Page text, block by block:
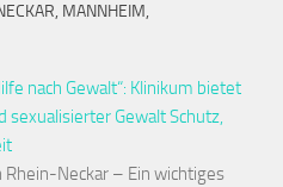
MANNHEIM,
nach Gewalt“: Klinikum bietet
sexualisierter Gewalt Schutz,
Neckar – Ein wichtiges